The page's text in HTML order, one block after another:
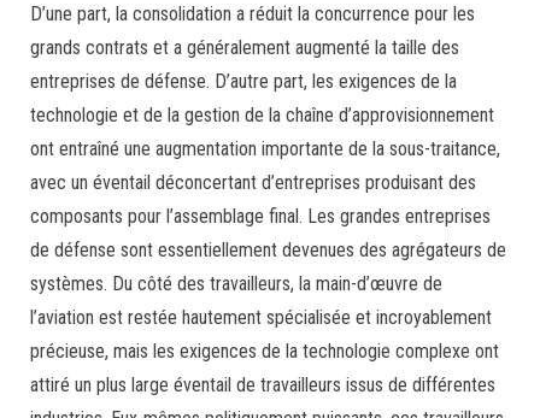
D’une part, la consolidation a réduit la concurrence pour les
grands contrats et a généralement augmenté la taille des
entreprises de défense. D’autre part, les exigences de la
technologie et de la gestion de la chaîne d’approvisionnement
ont entraîné une augmentation importante de la sous-traitance,
avec un éventail déconcertant d’entreprises produisant des
composants pour l’assemblage final. Les grandes entreprises
de défense sont essentiellement devenues des agrégateurs de
systèmes. Du côté des travailleurs, la main-d’œuvre de
l’aviation est restée hautement spécialisée et incroyablement
précieuse, mais les exigences de la technologie complexe ont
attiré un plus large éventail de travailleurs issus de différentes